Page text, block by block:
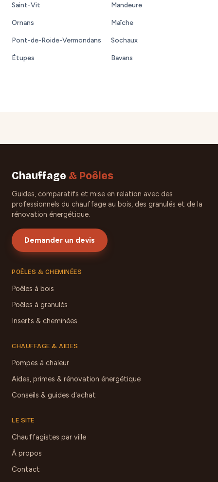
Saint-Vit Mandeure
Ornans Maîche
Pont-de-Roide-Vermondans Sochaux
Étupes Bavans
Chauffage & Poêles
Guides, comparatifs et mise en relation avec des
professionnels du chauffage au bois, des granulés et de la
rénovation énergétique.
Demander un devis
POÊLES & CHEMINÉES
Poêles à bois
Poêles à granulés
Inserts & cheminées
CHAUFFAGE & AIDES
Pompes à chaleur
Aides, primes & rénovation énergétique
Conseils & guides d'achat
LE SITE
Chauffagistes par ville
À propos
Contact